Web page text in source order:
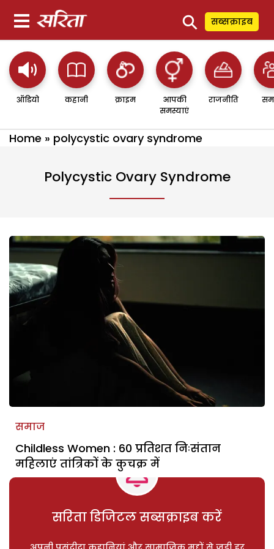
⚲ सब्सक्राइब
ऑडियो कहानी क्राइम
आपकी
समस्याएं
राजनीति
Home » polycystic ovary syndrome
Polycystic Ovary Syndrome
समाज
Childless Women : 60 प्रतिशत निःसंतान
महिलाएं तांत्रिकों के कुचक्र में
सरिता डिजिटल सब्सक्राइब करें